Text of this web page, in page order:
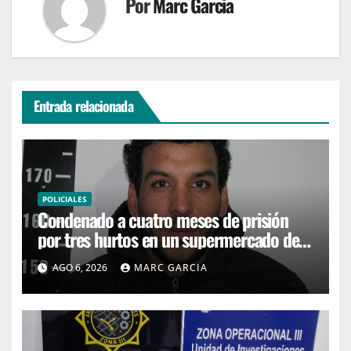
Entrada relacionada
POLICIALES
Condenado a cuatro meses de prisión
por tres hurtos en un supermercado de
San Carlos
AGO 6, 2026 MARC GARCIA